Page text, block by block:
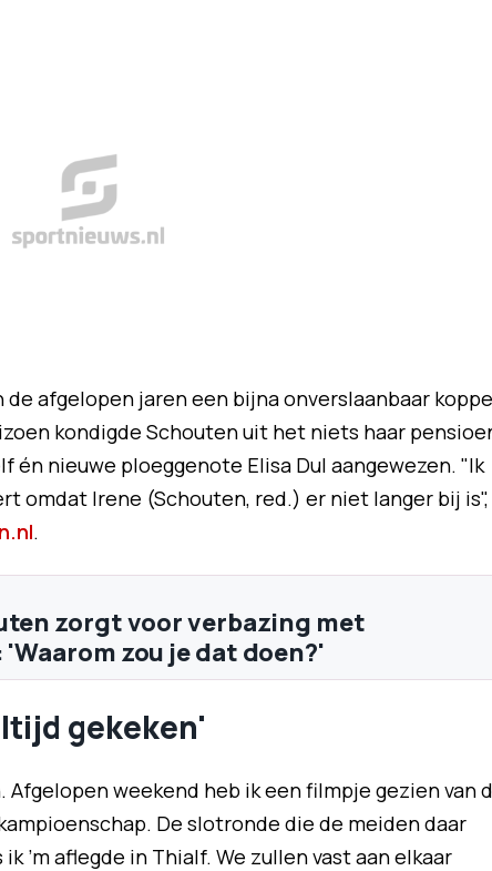
afgelopen jaren een bijna onverslaanbaar
kondigde Schouten uit het niets haar
én nieuwe ploeggenote Elisa Dul aangewezen. "Ik
omdat Irene (Schouten, red.) er niet langer bij is",
.
zorgt voor verbazing met
zou je dat doen?'
gekeken'
weekend heb ik een filmpje gezien van
De slotronde die de meiden daar
’m aflegde in Thialf. We zullen vast aan elkaar